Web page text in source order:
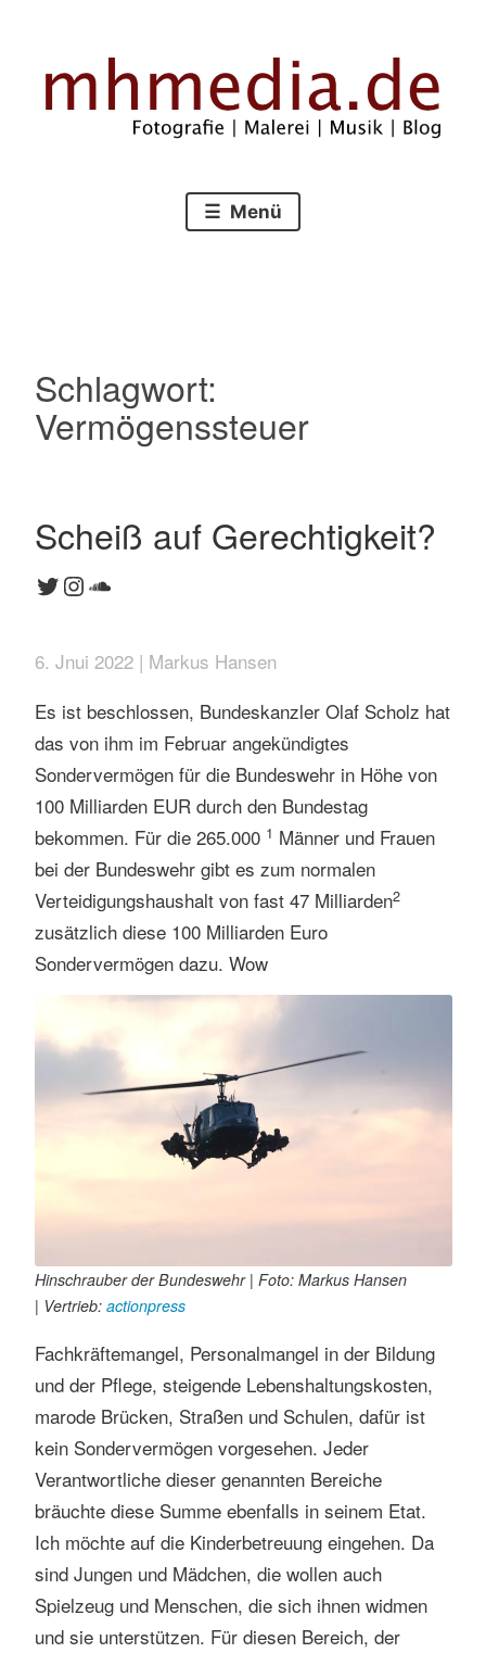
springen
mhmedia.de
Menü
Schlagwort:
Vermögenssteuer
Scheiß auf Gerechtigkeit?
Twitter
Instagram
SoundCloud
6. Jnui 2022 | Markus Hansen
Es ist beschlossen, Bundeskanzler Olaf Scholz hat
das von ihm im Februar angekündigtes
Sondervermögen für die Bundeswehr in Höhe von
100 Milliarden EUR durch den Bundestag
bekommen. Für die 265.000 1 Männer und Frauen
bei der Bundeswehr gibt es zum normalen
Verteidigungshaushalt von fast 47 Milliarden2
zusätzlich diese 100 Milliarden Euro
Sondervermögen dazu. Wow
Hinschrauber der Bundeswehr | Foto: Markus Hansen
| Vertrieb: actionpress
Fachkräftemangel, Personalmangel in der Bildung
und der Pflege, steigende Lebenshaltungskosten,
marode Brücken, Straßen und Schulen, dafür ist
kein Sondervermögen vorgesehen. Jeder
Verantwortliche dieser genannten Bereiche
bräuchte diese Summe ebenfalls in seinem Etat.
Ich möchte auf die Kinderbetreuung eingehen. Da
sind Jungen und Mädchen, die wollen auch
Spielzeug und Menschen, die sich ihnen widmen
und sie unterstützen. Für diesen Bereich, der